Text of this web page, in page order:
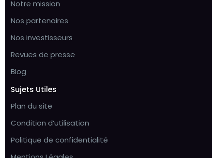
Notre mission
Nos partenaires
Nos investisseurs
Revues de presse
Blog
Sujets Utiles
Plan du site
Condition d’utilisation
Politique de confidentialité